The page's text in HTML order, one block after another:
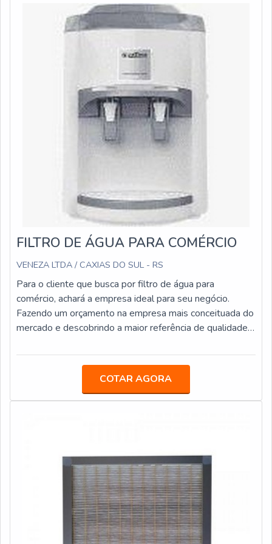
Filtros é uma empresa que tem feito a diferença no
mercado por toda seriedade e qualidade, o que fecha
está disponível tanto para filtros grosso
FILTRO DE ÁGUA PARA COMÉRCIO
VENEZA LTDA / CAXIAS DO SUL - RS
Para o cliente que busca por filtro de água para
comércio, achará a empresa ideal para seu negócio.
Fazendo um orçamento na empresa mais conceituada do
mercado e descobrindo a maior referência de qualidade
FILTRO DE ÁGUA PARA COMÉRCIOSe alguém
comprometida com seus serviços, encontra o site da
Veneza Filtros. Uma empresa com alto know-how em
comércio, deve-se descartar empresas que não tenham
produtos e serviços com ótima qualidade e proteção,
detalhes primordiais que são deixados de lado por
muitas empresas que não focam na fidelização do
cliente.É importante lembrar que o produto deve sempre
ser adquirido com empresas especializadas no
COTAR AGORA